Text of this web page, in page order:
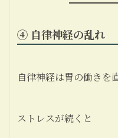
④ 自律神経の乱れ
自律神経は胃の働きを
ストレスが続くと